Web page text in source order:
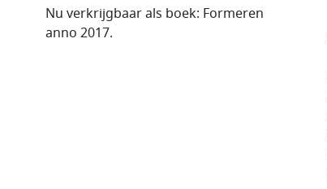
Nu verkrijgbaar als boek: Formeren
anno 2017.